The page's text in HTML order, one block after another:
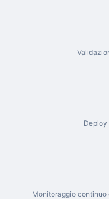
Deploy
Monitoraggio continuo